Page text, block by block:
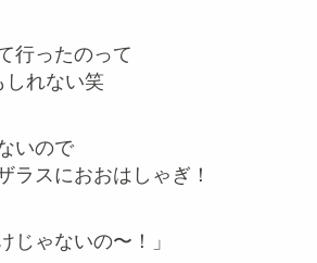
行ったのって
しれない笑
いので
ラスにおおはしゃぎ！
じゃないの〜！」